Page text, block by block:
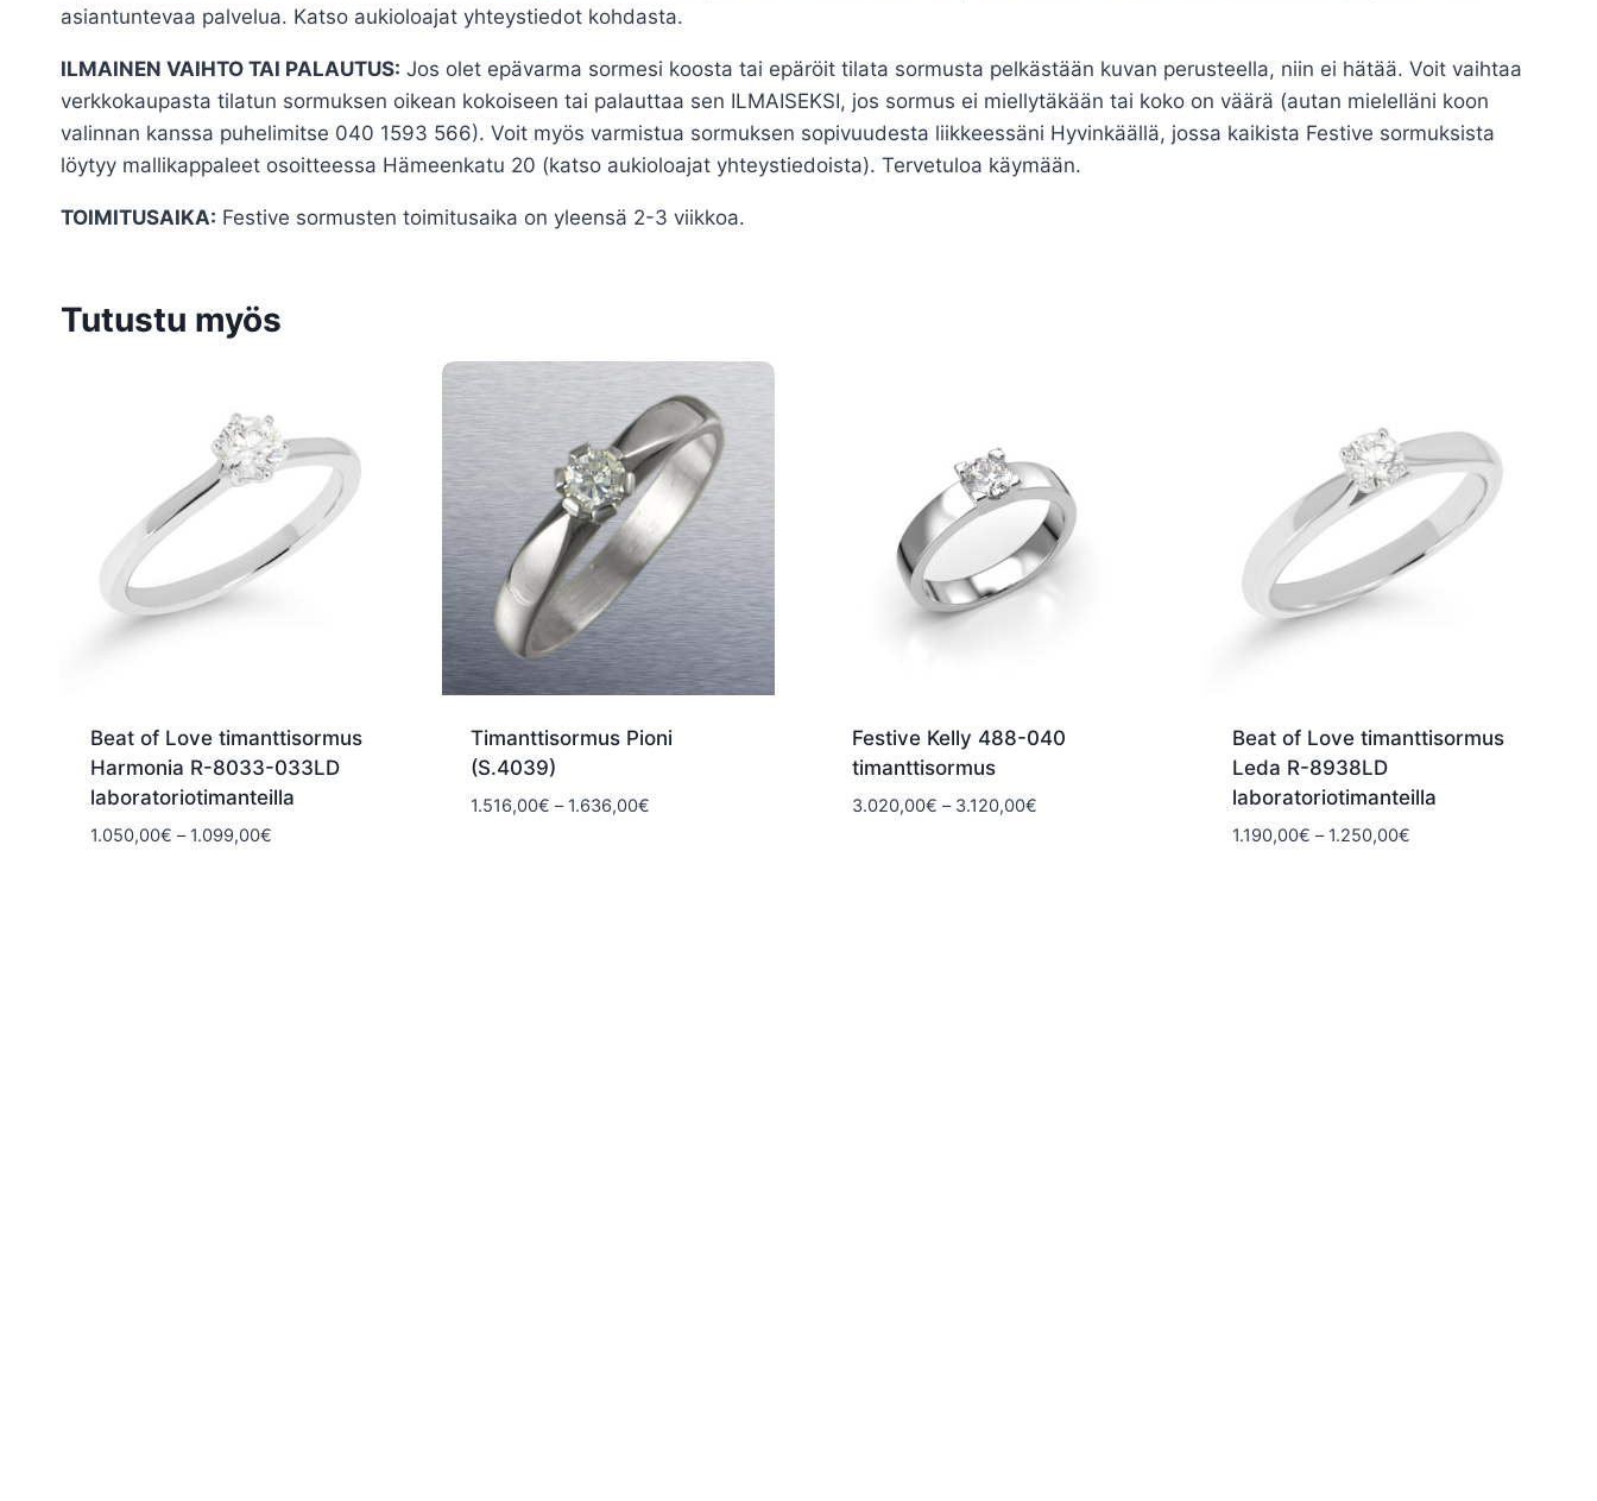
asiantuntevaa palvelua. Katso aukioloajat yhteystiedot kohdasta.
ILMAINEN VAIHTO TAI PALAUTUS: Jos olet epävarma sormesi koosta tai epäröit tilata sormusta pelkästään kuvan perusteella, niin ei hätää. Voit vaihtaa
verkkokaupasta tilatun sormuksen oikean kokoiseen tai palauttaa sen ILMAISEKSI, jos sormus ei miellytäkään tai koko on väärä (autan mielelläni koon
valinnan kanssa puhelimitse 040 1593 566). Voit myös varmistua sormuksen sopivuudesta liikkeessäni Hyvinkäällä, jossa kaikista Festive sormuksista
löytyy mallikappaleet osoitteessa Hämeenkatu 20 (katso aukioloajat yhteystiedoista). Tervetuloa käymään.
TOIMITUSAIKA: Festive sormusten toimitusaika on yleensä 2-3 viikkoa.
Tutustu myös
Beat of Love timanttisormus
Harmonia R-8033-033LD
laboratoriotimanteilla
1.050,00€ – 1.099,00€Hintaluokka:
Timanttisormus Pioni
(S.4039)
1.516,00€ – 1.636,00€
Festive Kelly 488-040
timanttisormus
3.020,00€ – 3.120,00€Hintaluokka:
Beat of Love timanttisormus
Leda R-8938LD
laboratoriotimanteilla
1.190,00€ – 1.250,00€